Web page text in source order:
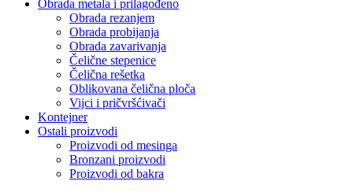
Obrada metala i prilagođeno
Obrada rezanjem
Obrada probijanja
Obrada zavarivanja
Čelične stepenice
Čelična rešetka
Oblikovana čelična ploča
Vijci i pričvršćivači
Kontejner
Ostali proizvodi
Proizvodi od mesinga
Bronzani proizvodi
Proizvodi od bakra